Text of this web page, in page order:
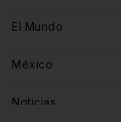
El Mundo
México
Noticias